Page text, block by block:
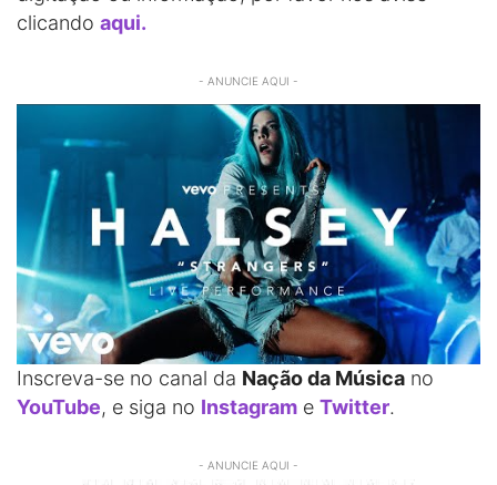
clicando aqui.
- ANUNCIE AQUI -
Inscreva-se no canal da Nação da Música no
YouTube, e siga no Instagram e Twitter.
- ANUNCIE AQUI -